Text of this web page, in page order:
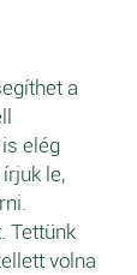
a
elég
le,
Tettünk
volna